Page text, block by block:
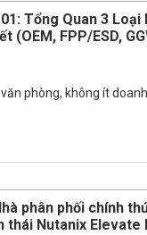
Tổng Quan 3 Loại
(OEM, FPP/ESD,
phòng, không ít
phân phối chính
thái Nutanix